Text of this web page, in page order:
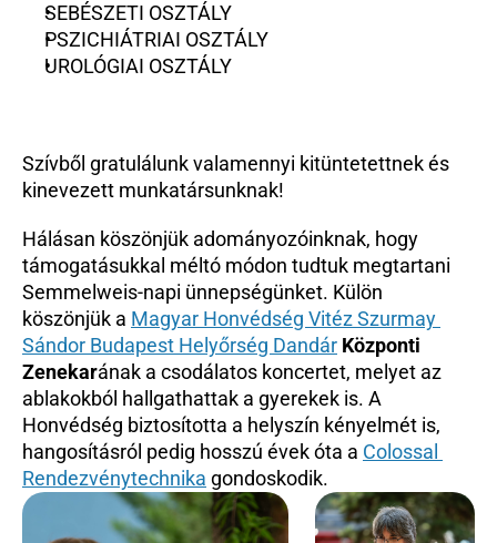
SEBÉSZETI OSZTÁLY
PSZICHIÁTRIAI OSZTÁLY
UROLÓGIAI OSZTÁLY
Szívből gratulálunk valamennyi kitüntetettnek és
kinevezett munkatársunknak!
Hálásan köszönjük adományozóinknak, hogy
támogatásukkal méltó módon tudtuk megtartani
Semmelweis-napi ünnepségünket. Külön
köszönjük a Magyar Honvédség Vitéz Szurmay
Sándor Budapest Helyőrség Dandár Központi
Zenekarának a csodálatos koncertet, melyet az
ablakokból hallgathattak a gyerekek is. A
Honvédség biztosította a helyszín kényelmét is,
hangosításról pedig hosszú évek óta a Colossal
Rendezvénytechnika gondoskodik.